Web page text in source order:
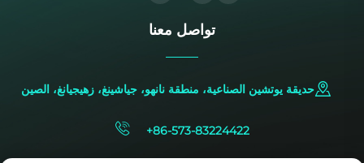
تواصل معنا
حديقة يوتشين الصناعية، منطقة نانهو، جياشينغ، زهيجيانغ، الصين
+86-573-83224422